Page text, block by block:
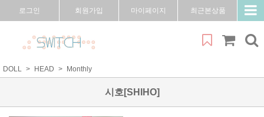
로그인 회원가입 마이페이지 최근본상품
DOLL HEAD Monthly
시호[SHIHO]